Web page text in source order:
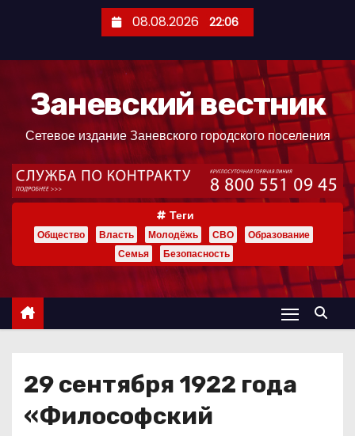
ж
08.08.2026 22:06
Заневский вестник
Сетевое издание Заневского городского поселения
Теги
Общество Власть Молодёжь СВО
Образование
Семья
Безопасность
29 сентября 1922 года
«Философский